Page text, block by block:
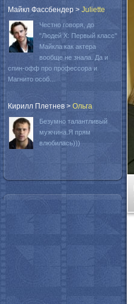
Майкл Фассбендер > Juliette
Честно говоря, до
"Людей Х: Первый класс"
Майкла как актера
вообще не знала. Да и
спин-офф про профессора и
Магнито особ...
Кирилл Плетнев > Oльга
Безумно талантливый
мужчина.Я прям
влюбилась)))